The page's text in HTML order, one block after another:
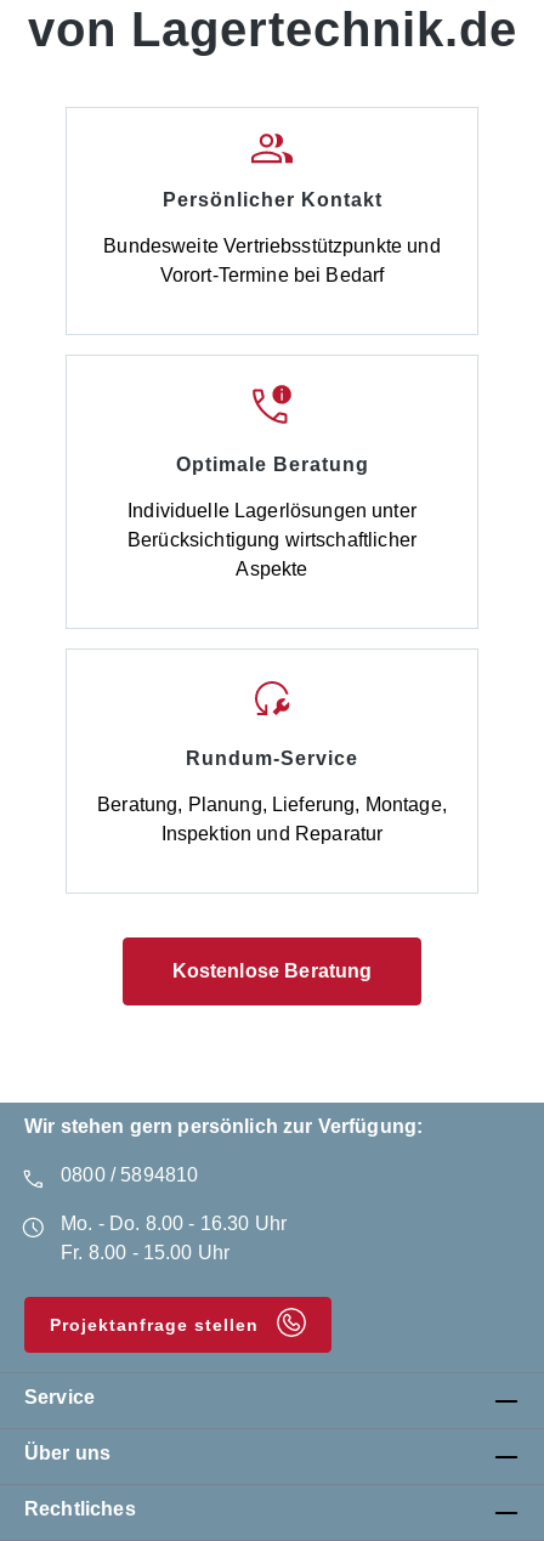
von Lagertechnik.de
Persönlicher Kontakt
Bundesweite Vertriebsstützpunkte und
Vorort-Termine bei Bedarf
Optimale Beratung
Individuelle Lagerlösungen unter
Berücksichtigung wirtschaftlicher
Aspekte
Rundum-Service
Beratung, Planung, Lieferung, Montage,
Inspektion und Reparatur
Kostenlose Beratung
Wir stehen gern persönlich zur Verfügung:
0800 / 5894810
Mo. - Do. 8.00 - 16.30 Uhr
Fr. 8.00 - 15.00 Uhr
Projektanfrage stellen
Service
Über uns
Rechtliches